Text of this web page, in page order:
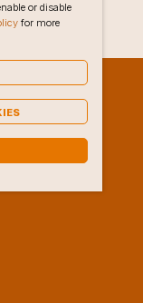
or disable
for more